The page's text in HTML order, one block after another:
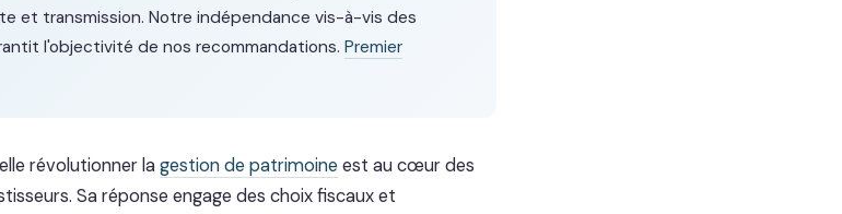
et transmission. Notre indépendance vis-à-vis des
l'objectivité de nos recommandations. Premier
révolutionner lagestion de patrimoine est au cœur des
Sa réponse engage des choix fiscaux et